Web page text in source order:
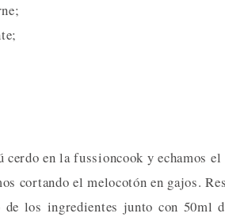
cerdo en la fussioncook y echamos
cortando el melocotón en gajos.
los ingredientes junto con